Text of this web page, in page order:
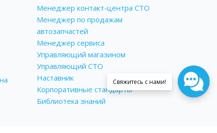
Менеджер контакт-центра СТО
Менеджер по продажам
автозапчастей
Менеджер сервиса
Управляющий магазином
Управляющий СТО
Наставник
Корпоративные стандарты
Библиотека знаний